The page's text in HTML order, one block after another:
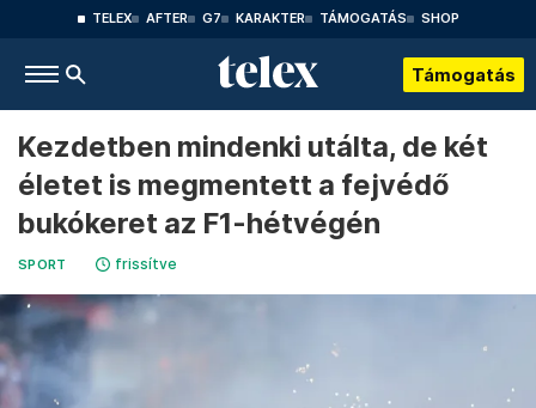
TELEX AFTER G7 KARAKTER TÁMOGATÁS SHOP
Támogatás
Kezdetben mindenki utálta, de két
életet is megmentett a fejvédő
bukókeret az F1-hétvégén
SPORT frissítve